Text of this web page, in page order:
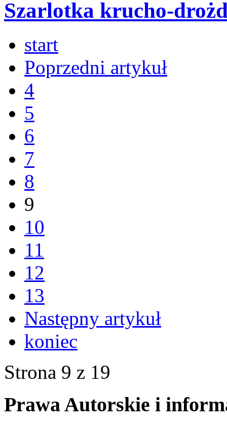
Szarlotka krucho-
start
Poprzedni artykuł
4
5
6
7
8
9
10
11
12
13
Następny artykuł
koniec
Strona 9 z 19
Prawa Autorskie i